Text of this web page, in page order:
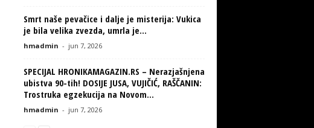
Smrt naše pevačice i dalje je misterija: Vukica
je bila velika zvezda, umrla je...
hmadmin - jun 7, 2026
SPECIJAL HRONIKAMAGAZIN.RS – Nerazjašnjena
ubistva 90-tih! DOSIJE JUSA, VUJIČIĆ, RAŠČANIN:
Trostruka egzekucija na Novom...
hmadmin - jun 7, 2026